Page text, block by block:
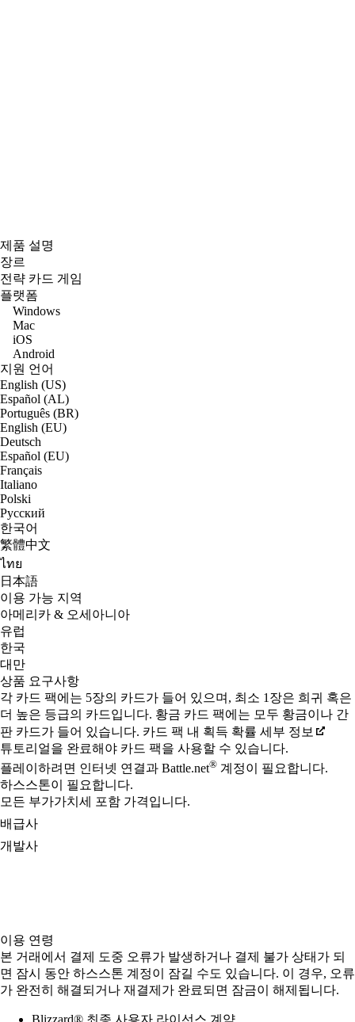
제품 설명
장르
전략 카드 게임
플랫폼
Windows
Mac
iOS
Android
지원 언어
English (US)
Español (AL)
Português (BR)
English (EU)
Deutsch
Español (EU)
Français
Italiano
Polski
Русский
한국어
繁體中文
ไทย
日本語
이용 가능 지역
아메리카 & 오세아니아
유럽
한국
대만
상품 요구사항
각 카드 팩에는 5장의 카드가 들어 있으며, 최소 1장은 희귀 혹은
더 높은 등급의 카드입니다. 황금 카드 팩에는 모두 황금이나 간
판 카드가 들어 있습니다. 카드 팩 내 획득 확률 세부 정보
튜토리얼을 완료해야 카드 팩을 사용할 수 있습니다.
플레이하려면 인터넷 연결과 Battle.net® 계정이 필요합니다.
하스스톤이 필요합니다.
모든 부가가치세 포함 가격입니다.
배급사
개발사
이용 연령
본 거래에서 결제 도중 오류가 발생하거나 결제 불가 상태가 되
면 잠시 동안 하스스톤 계정이 잠길 수도 있습니다. 이 경우, 오류
가 완전히 해결되거나 재결제가 완료되면 잠금이 해제됩니다.
Blizzard® 최종 사용자 라이선스 계약